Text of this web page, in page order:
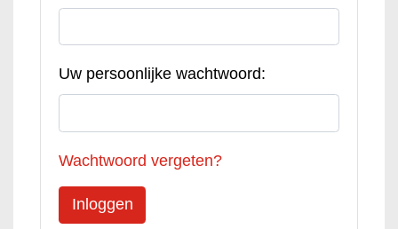
Uw persoonlijke wachtwoord:
Wachtwoord vergeten?